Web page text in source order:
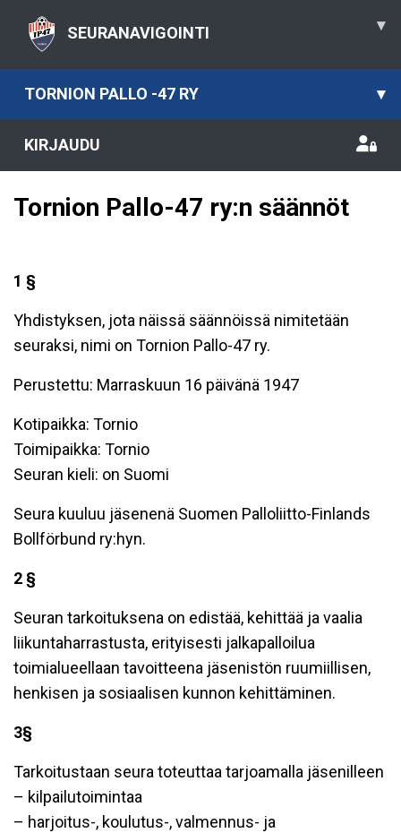
SEURANAVIGOINTI ▾
TORNION PALLO -47 RY ▾
KIRJAUDU
Tornion Pallo-47 ry:n säännöt
1 §
Yhdistyksen, jota näissä säännöissä nimitetään
seuraksi, nimi on Tornion Pallo-47 ry.
Perustettu: Marraskuun 16 päivänä 1947
Kotipaikka: Tornio
Toimipaikka: Tornio
Seuran kieli: on Suomi
Seura kuuluu jäsenenä Suomen Palloliitto-Finlands
Bollförbund ry:hyn.
2 §
Seuran tarkoituksena on edistää, kehittää ja vaalia
liikuntaharrastusta, erityisesti jalkapalloilua
toimialueellaan tavoitteena jäsenistön ruumiillisen,
henkisen ja sosiaalisen kunnon kehittäminen.
3§
Tarkoitustaan seura toteuttaa tarjoamalla jäsenilleen
– kilpailutoimintaa
– harjoitus-, koulutus-, valmennus- ja